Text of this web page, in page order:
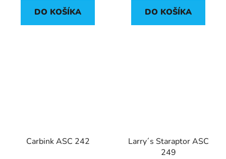
DO KOŠÍKA DO KOŠÍKA
Carbink ASC 242
Larry´s Staraptor ASC
249